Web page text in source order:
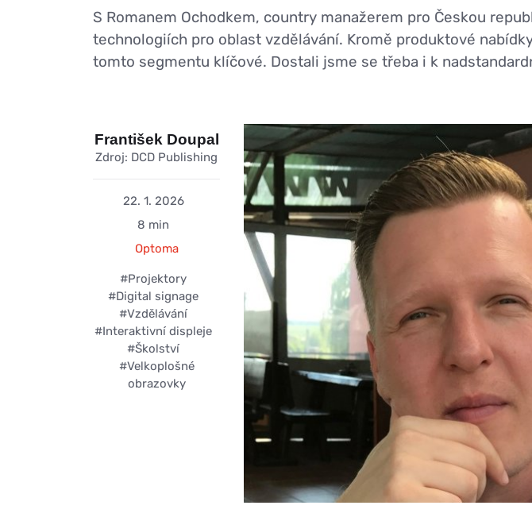
S Romanem Ochodkem, country manažerem pro Českou
technologiích pro oblast vzdělávání. Kromě produktové
tomto segmentu klíčové. Dostali jsme se třeba i k
František Doupal
Zdroj: DCD Publishing
22. 1. 2026
8 min
Optoma
#Projektory
#Digital signage
#Vzdělávání
#Interaktivní displeje
#Školství
#Velkoplošné
obrazovky